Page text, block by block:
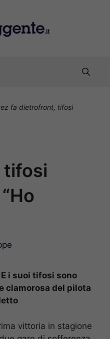
fa dietrofront, tifosi
i suoi tifosi sono
clamorosa del pilota
vittoria in stagione